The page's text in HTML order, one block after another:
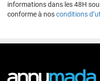
informations dans les 48H
conforme à nosconditions